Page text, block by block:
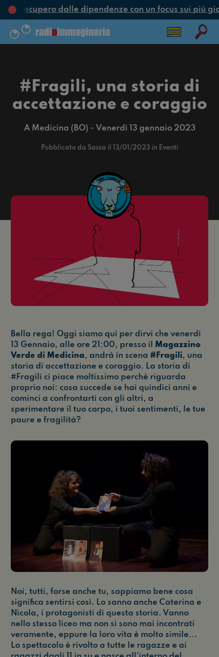
e recupero dalle dipendenze con un focus sui più
#Fragili, una storia di
accettazione e coraggio
A Medicina (BO) - Venerdì 13 gennaio 2023
Pubblicato da Sassa il 13/01/2023 in Eventi
Bella rega! Oggi siamo qui per dirvi che venerdì
13 Gennaio, alle ore 21:00, presso il Magazzino
Verde di Medicina, andrà in scena #Fragili, una
storia di accettazione e coraggio. La storia di
#Fragili ci piace moltissimo perchè riguarda
proprio noi: cosa succede se hai quindici anni e
cominci a confrontarti con gli altri, a
sperimentare il tuo corpo, i tuoi sentimenti, le tue
paure e fragilità?
Noi, tutti, forse anche tu, sappiamo bene cosa
significa sentirsi così. Lo sanno anche Caterina e
Nicola, i protagonisti di questa storia. Vanno
nello stesso liceo ma non si sono mai incontrati
veramente, eppure la loro vita è molto simile...
Lo spettacolo è rivolto a tutte le ragazze e ai